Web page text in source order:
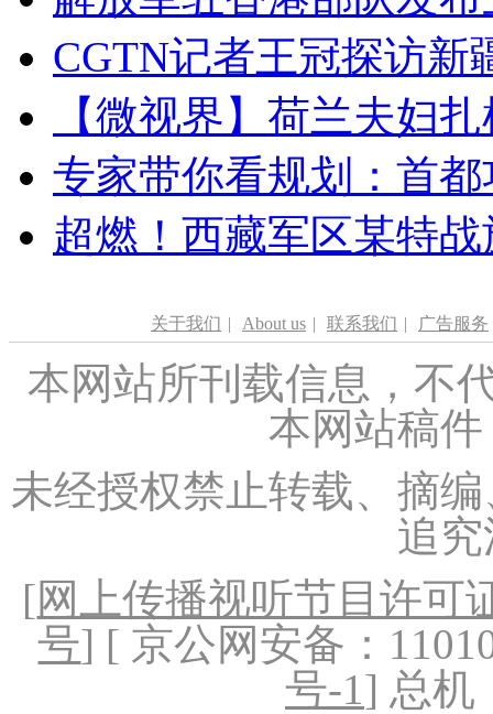
CGTN记者王冠探访新
【微视界】荷兰夫妇
专家带你看规划：首
超燃！西藏军区某特
关于我们 | About us | 联系我们 | 广告服务
本网站所刊载信息，不
本网站稿
未经授权禁止转载、摘
追
[网上传播视听节目许可
号] [ 京公网安备：
号-1] 总机